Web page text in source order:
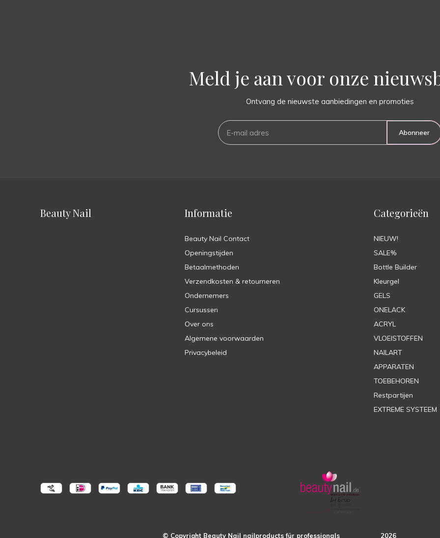
Meld je aan voor onze
Ontvang de nieuwste aanbiedingen en promoties
Abonneer
Beauty Nail Informatie
Beauty Nail Contact
Openingstijden
Betaalmethoden
Verzendkosten & retourneren
Ondernemers
Cursussen
Over ons
Algemene voorwaarden
Privacybeleid
Categorieën
NIEUW!
SALE%
Bottle Builder
Kleurgel
GELS
ONELACK
ACRYL
VLOEISTOFFEN
NAILART
APPARATEN
TOEBEHOREN
Restpartijen
EXTREME SYSTEEM